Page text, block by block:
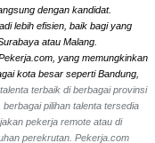
dengan kandidat.
lebih efisien, baik bagi yang
atau Malang.
yang memungkinkan
kota besar seperti Bandung,
terbaik di berbagai provinsi
pilihan talenta tersedia
pekerja remote atau di
perekrutan. Pekerja.com